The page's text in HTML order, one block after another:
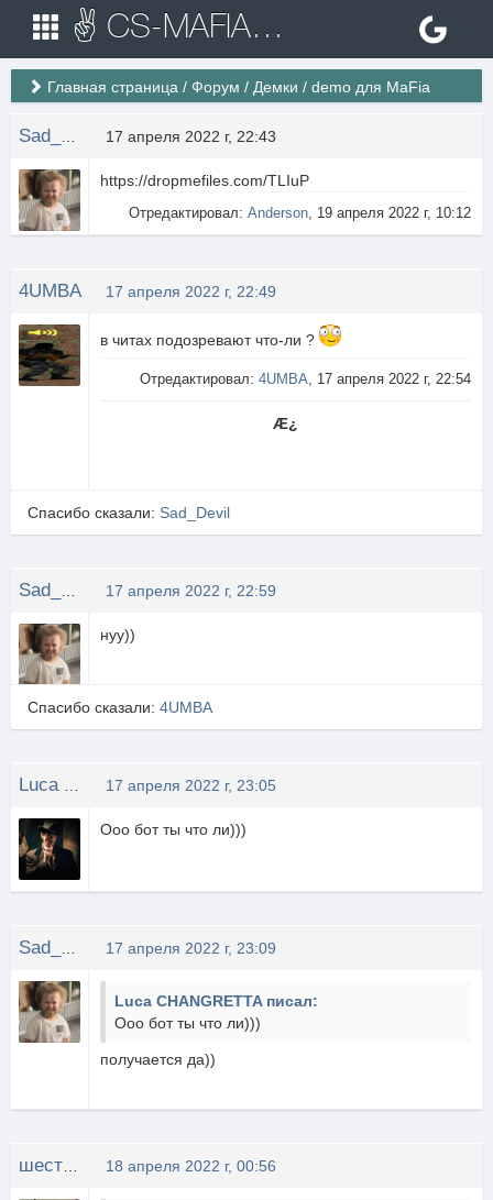
✌ CS-MAFIA.RU ✌ Игровые сервера Counter Strike 1.6
Главная страница / Форум / Демки / demo для MaFia
17 апреля 2022 г, 22:43
https://dropmefiles.com/TLIuP
Отредактировал: Anderson, 19 апреля 2022 г, 10:12
4UMBA 17 апреля 2022 г, 22:49
в читах подозревают что-ли ?
Отредактировал: 4UMBA, 17 апреля 2022 г, 22:54
Æ¿
Спасибо сказали: Sad_Devil
17 апреля 2022 г, 22:59
нуу))
Спасибо сказали: 4UMBA
17 апреля 2022 г, 23:05
Ооо бот ты что ли)))
17 апреля 2022 г, 23:09
Luca CHANGRETTA писал:
Ооо бот ты что ли)))
получается да))
18 апреля 2022 г, 00:56